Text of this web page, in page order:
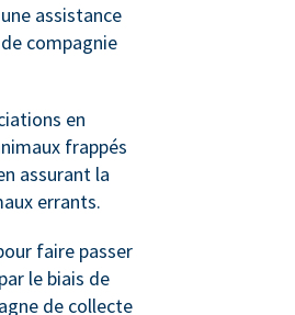
assistance
compagnie
en
frappés
assurant la
errants.
faire passer
le biais de
de collecte